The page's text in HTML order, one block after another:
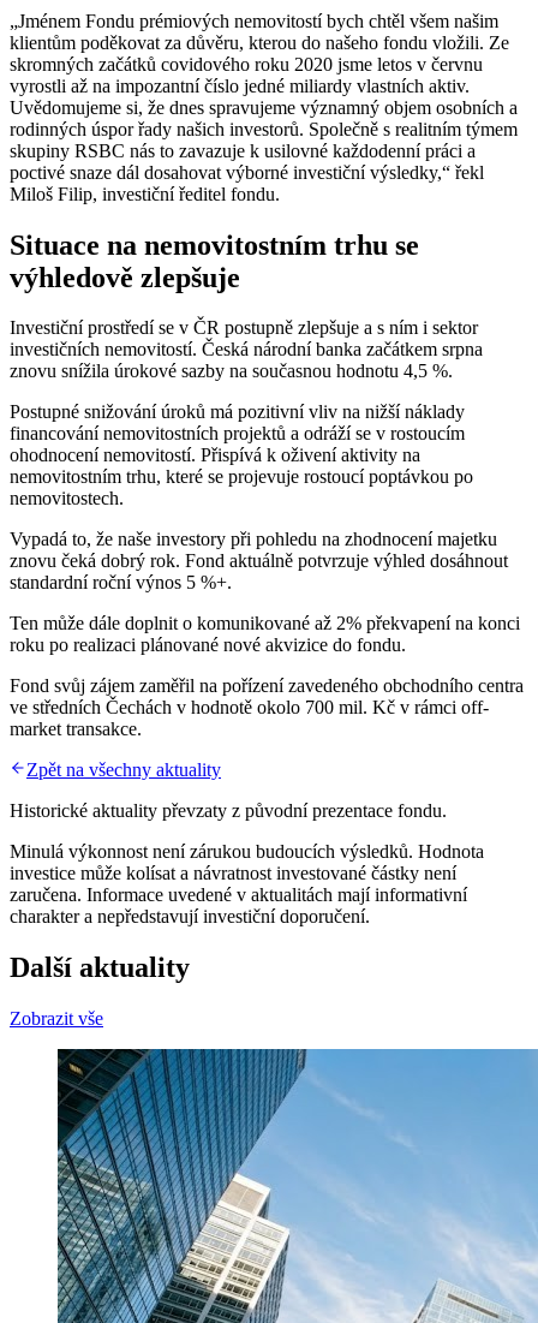
„Jménem Fondu prémiových nemovitostí bych chtěl všem našim
klientům poděkovat za důvěru, kterou do našeho fondu vložili. Ze
skromných začátků covidového roku 2020 jsme letos v červnu
vyrostli až na impozantní číslo jedné miliardy vlastních aktiv.
Uvědomujeme si, že dnes spravujeme významný objem osobních a
rodinných úspor řady našich investorů. Společně s realitním týmem
skupiny RSBC nás to zavazuje k usilovné každodenní práci a
poctivé snaze dál dosahovat výborné investiční výsledky,“ řekl
Miloš Filip, investiční ředitel fondu.
Situace na nemovitostním trhu se
výhledově zlepšuje
Investiční prostředí se v ČR postupně zlepšuje a s ním i sektor
investičních nemovitostí. Česká národní banka začátkem srpna
znovu snížila úrokové sazby na současnou hodnotu 4,5 %.
Postupné snižování úroků má pozitivní vliv na nižší náklady
financování nemovitostních projektů a odráží se v rostoucím
ohodnocení nemovitostí. Přispívá k oživení aktivity na
nemovitostním trhu, které se projevuje rostoucí poptávkou po
nemovitostech.
Vypadá to, že naše investory při pohledu na zhodnocení majetku
znovu čeká dobrý rok. Fond aktuálně potvrzuje výhled dosáhnout
standardní roční výnos 5 %+.
Ten může dále doplnit o komunikované až 2% překvapení na konci
roku po realizaci plánované nové akvizice do fondu.
Fond svůj zájem zaměřil na pořízení zavedeného obchodního centra
ve středních Čechách v hodnotě okolo 700 mil. Kč v rámci off-
market transakce.
Zpět na všechny aktuality
Historické aktuality převzaty z původní prezentace fondu.
Minulá výkonnost není zárukou budoucích výsledků. Hodnota
investice může kolísat a návratnost investované částky není
zaručena. Informace uvedené v aktualitách mají informativní
charakter a nepředstavují investiční doporučení.
Další aktuality
Zobrazit vše